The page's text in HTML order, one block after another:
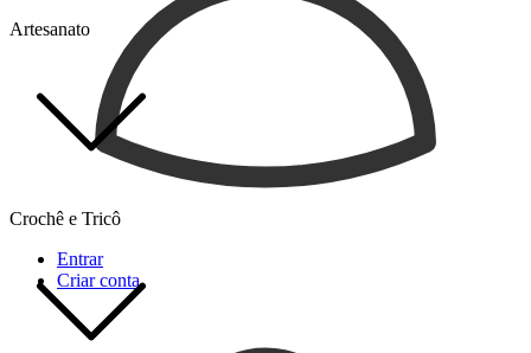
Artesanato
Crochê e Tricô
Entrar
Criar conta